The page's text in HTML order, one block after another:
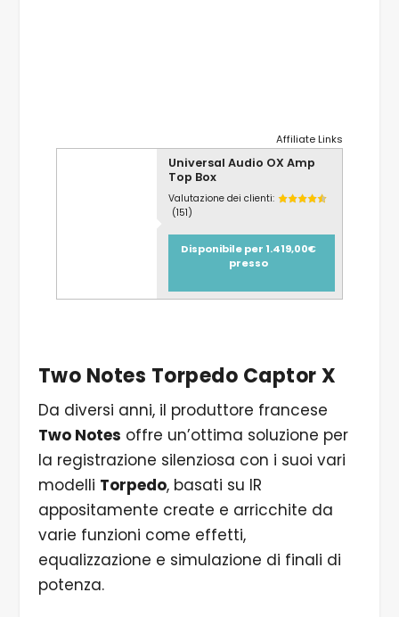
Affiliate Links
Universal Audio OX Amp
Top Box
Valutazione dei clienti:
(151)
Disponibile per 1.419,00€
presso
Two Notes Torpedo Captor X
Da diversi anni, il produttore francese
Two Notes offre un’ottima soluzione per
la registrazione silenziosa con i suoi vari
modelli Torpedo, basati su IR
appositamente create e arricchite da
varie funzioni come effetti,
equalizzazione e simulazione di finali di
potenza.